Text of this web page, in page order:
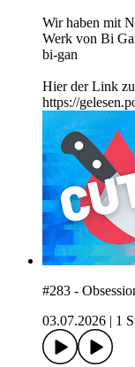
Wir haben mit
Werk von Bi
bi-gan
Hier der Link
https://
#283 -
03.07.2026
1